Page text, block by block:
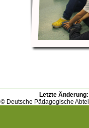
Letzte Änderung:
© Deutsche Pädagogische